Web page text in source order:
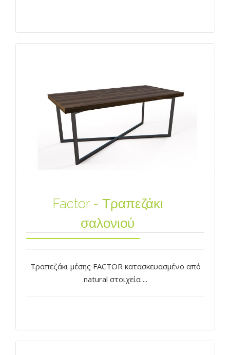
Factor - Τραπεζάκι
σαλονιού
Τραπεζάκι μέσης FACTOR κατασκευασμένο από
natural στοιχεία ...